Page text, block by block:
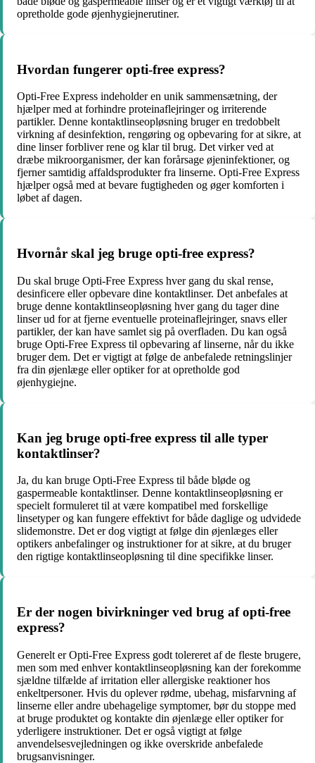
opretholde gode øjenhygiejnerutiner.
Hvordan fungerer opti-free express?
Opti-Free Express indeholder en unik sammensætning, der
hjælper med at forhindre proteinaflejringer og irriterende
partikler. Denne kontaktlinseopløsning bruger en tredobbelt
virkning af desinfektion, rengøring og opbevaring for at sikre, at
dine linser forbliver rene og klar til brug. Det virker ved at
dræbe mikroorganismer, der kan forårsage øjeninfektioner, og
fjerner samtidig affaldsprodukter fra linserne. Opti-Free Express
hjælper også med at bevare fugtigheden og øger komforten i
løbet af dagen.
Hvornår skal jeg bruge opti-free express?
Du skal bruge Opti-Free Express hver gang du skal rense,
desinficere eller opbevare dine kontaktlinser. Det anbefales at
bruge denne kontaktlinseopløsning hver gang du tager dine
linser ud for at fjerne eventuelle proteinaflejringer, snavs eller
partikler, der kan have samlet sig på overfladen. Du kan også
bruge Opti-Free Express til opbevaring af linserne, når du ikke
bruger dem. Det er vigtigt at følge de anbefalede retningslinjer
fra din øjenlæge eller optiker for at opretholde god
øjenhygiejne.
Kan jeg bruge opti-free express til alle typer
kontaktlinser?
Ja, du kan bruge Opti-Free Express til både bløde og
gaspermeable kontaktlinser. Denne kontaktlinseopløsning er
specielt formuleret til at være kompatibel med forskellige
linsetyper og kan fungere effektivt for både daglige og udvidede
slidemonstre. Det er dog vigtigt at følge din øjenlæges eller
optikers anbefalinger og instruktioner for at sikre, at du bruger
den rigtige kontaktlinseopløsning til dine specifikke linser.
Er der nogen bivirkninger ved brug af opti-free
express?
Generelt er Opti-Free Express godt tolereret af de fleste brugere,
men som med enhver kontaktlinseopløsning kan der forekomme
sjældne tilfælde af irritation eller allergiske reaktioner hos
enkeltpersoner. Hvis du oplever rødme, ubehag, misfarvning af
linserne eller andre ubehagelige symptomer, bør du stoppe med
at bruge produktet og kontakte din øjenlæge eller optiker for
yderligere instruktioner. Det er også vigtigt at følge
anvendelsesvejledningen og ikke overskride anbefalede
brugsanvisninger.